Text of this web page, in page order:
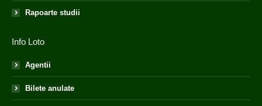
Rapoarte studii
Info Loto
Agentii
Bilete anulate